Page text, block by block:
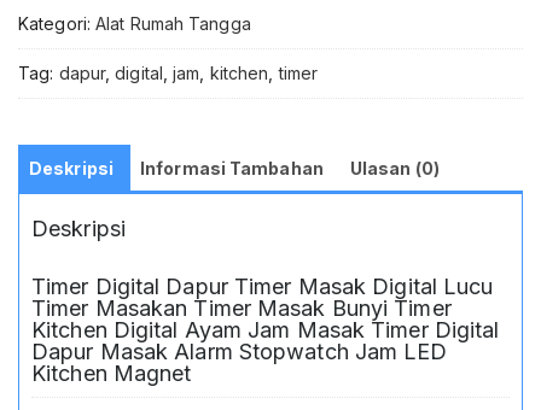
Timer
Bunyi
Ayam
Masak
Digital
Dapur
Masak
Alarm
Stopwatch
Jam
Kategori: Alat Rumah Tangga
Tag: dapur,digital ,jam kitchen ,timer
Deskripsi Informasi Tambahan Ulasan (0)
Deskripsi
Timer Digital Dapur Timer Masak Digital Lucu
Timer Masakan Timer Masak Bunyi Timer
Kitchen Digital Ayam Jam Masak Timer Digital
Dapur Masak Alarm Stopwatch Jam LED
Kitchen Magnet